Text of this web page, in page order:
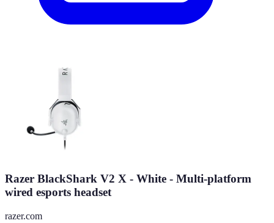
Razer BlackShark V2 X - White - Multi-platform
wired esports headset
razer.com